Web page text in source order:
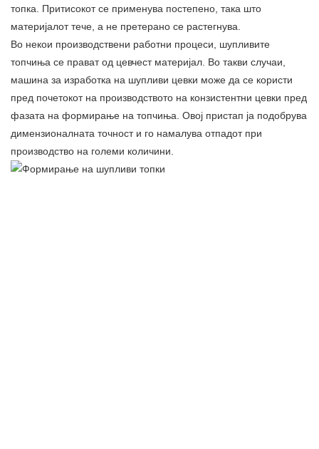
топка. Притисокот се применува постепено, така што
материјалот тече, а не претерано се растегнува.
Во некои производствени работни процеси, шупливите
топчиња се прават од цевчест материјал. Во такви случаи,
машина за изработка на шупливи цевки може да се користи
пред почетокот на производството на конзистентни цевки пред
фазата на формирање на топчиња. Овој пристап ја подобрува
димензионалната точност и го намалува отпадот при
производство на големи количини.